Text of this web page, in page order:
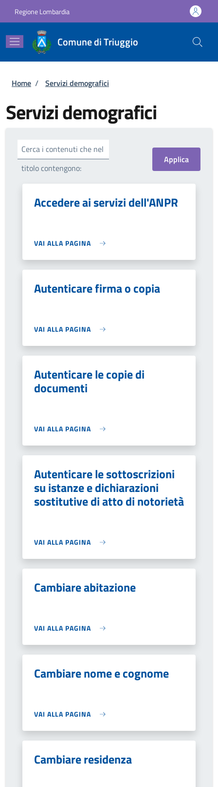
Regione Lombardia
Comune di Triuggio
Briciole di pane
Home / Servizi demografici
Servizi demografici
Cerca i contenuti che nel
titolo contengono:
Accedere ai servizi dell'ANPR
VAI ALLA PAGINA
Autenticare firma o copia
VAI ALLA PAGINA
Autenticare le copie di
documenti
VAI ALLA PAGINA
Autenticare le sottoscrizioni
su istanze e dichiarazioni
sostitutive di atto di notorietà
VAI ALLA PAGINA
Cambiare abitazione
VAI ALLA PAGINA
Cambiare nome e cognome
VAI ALLA PAGINA
Cambiare residenza